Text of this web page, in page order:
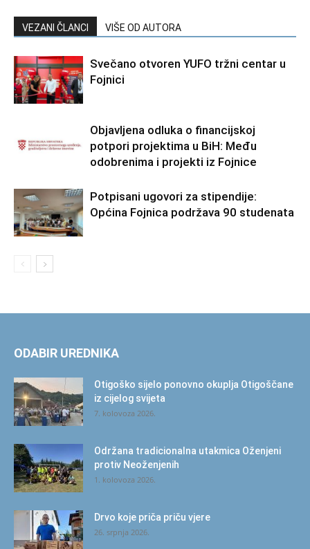
VEZANI ČLANCI VIŠE OD AUTORA
Svečano otvoren YUFO tržni centar u
Fojnici
Objavljena odluka o financijskoj
potpori projektima u BiH: Među
odobrenima i projekti iz Fojnice
Potpisani ugovori za stipendije:
Općina Fojnica podržava 90 studenata
ODABIR UREDNIKA
Otigoško sijelo ponovno okuplja Otigoščane
iz cijelog svijeta
7. kolovoza 2026.
Održana tradicionalna utakmica Oženjeni
protiv Neoženjenih
1. kolovoza 2026.
Drvo koje priča priču vjere
26. srpnja 2026.